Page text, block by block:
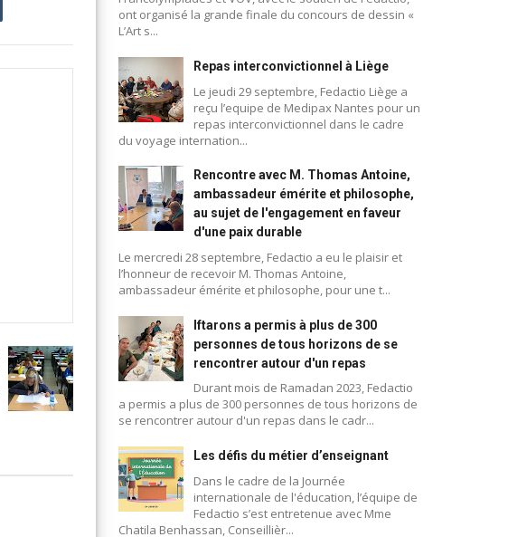
Activités des membres Activités des membres
ont organisé la grande finale du concours de dessin «
L’Art s...
Repas interconvictionnel à Liège
Le jeudi 29 septembre, Fedactio Liège a
reçu l’equipe de Medipax Nantes pour un
repas interconvictionnel dans le cadre
du voyage internation...
Rencontre avec M. Thomas Antoine,
ambassadeur émérite et philosophe,
au sujet de l'engagement en faveur
d'une paix durable
Le mercredi 28 septembre, Fedactio a eu le plaisir et
l’honneur de recevoir M. Thomas Antoine,
ambassadeur émérite et philosophe, pour une t...
Iftarons a permis à plus de 300
personnes de tous horizons de se
rencontrer autour d'un repas
Durant mois de Ramadan 2023, Fedactio
a permis a plus de 300 personnes de tous horizons de
se rencontrer autour d'un repas dans le cadr...
Les défis du métier d’enseignant
Dans le cadre de la Journée
internationale de l'éducation, l’équipe de
Fedactio s’est entretenue avec Mme
Chatila Benhassan, Conseillièr...
Blog